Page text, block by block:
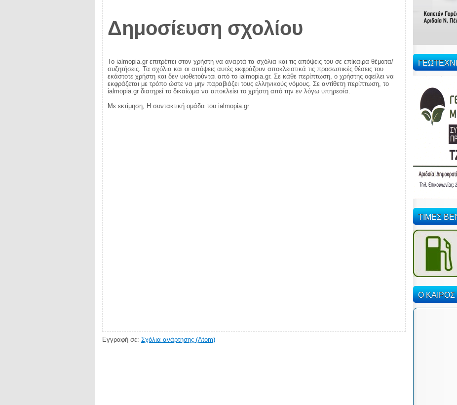
Δημοσίευση σχολίου
Το ialmopia.gr επιτρέπει στον χρήστη να αναρτά τα σχόλια και τις απόψεις του σε επίκαιρα θέματα/
συζητήσεις. Τα σχόλια και οι απόψεις αυτές εκφράζουν αποκλειστικά τις προσωπικές θέσεις του
εκάστοτε χρήστη και δεν υιοθετούνται από το ialmopia.gr. Σε κάθε περίπτωση, ο χρήστης οφείλει να
εκφράζεται με τρόπο ώστε να μην παραβιάζει τους ελληνικούς νόμους. Σε αντίθετη περίπτωση, το
ialmopia.gr διατηρεί το δικαίωμα να αποκλείει το χρήστη από την εν λόγω υπηρεσία.
Με εκτίμηση, Η συντακτική ομάδα του ialmopia.gr
Εγγραφή σε: Σχόλια ανάρτησης (Atom)
ΤΙΜΕΣ
Ο ΚΑΙΡΟΣ